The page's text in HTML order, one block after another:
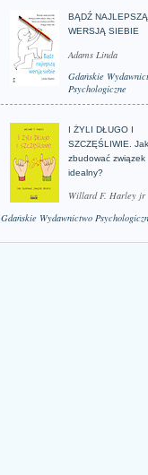
BĄDŹ NAJLEPSZĄ
WERSJĄ SIEBIE
Adams Linda
Gdańskie
Psychologiczne
I ŻYLI DŁUGO I
SZCZĘŚLIWIE. Jak
zbudować związek
idealny?
Willard F. Harley jr
Gdańskie Wydawnictwo